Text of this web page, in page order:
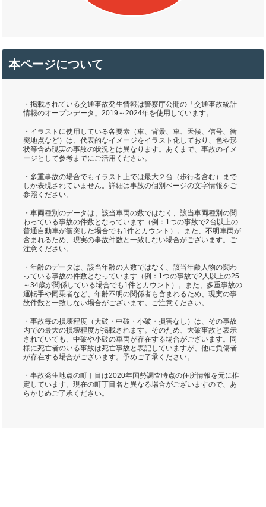
本ページについて
・掲載されている交通事故発生情報は警察庁公開の「交通事故統計
情報のオープンデータ」2019～2024年を使用しています。
・イラストに使用している各要素（車、背景、車、天候、信号、衝
突地点など）は、代表的なイメージをイラスト化しており、色や形
状等含め現実の事故の状況とは異なります。あくまで、事故のイメ
ージとして参考までにご活用ください。
・多重事故の場合でもイラスト上では最大２台（歩行者含む）まで
しか表現されていません。詳細は事故の個別ページの文字情報をご
参照ください。
・車両種別のデータは、該当車両の数ではなく、該当車両種別の関
わっている事故の件数となっています（例：1つの事故で2台以上の
普通自動車が衝突した場合でも1件とカウント）。また、不明車両が
含まれるため、現実の事故件数と一致しない場合がございます。ご
注意ください。
・年齢のデータは、該当年齢の人数ではなく、該当年齢人物の関わ
っている事故の件数となっています（例：1つの事故で2人以上の25
～34歳が関係している場合でも1件とカウント）。また、多重事故の
運転手や同乗者など、年齢不明の関係者も含まれるため、現実の事
故件数と一致しない場合がございます。ご注意ください。
・事故毎の損壊程度（大破・中破・小破・損害なし）は、その事故
内での最大の損壊程度が掲載されます。そのため、大破事故と表示
されていても、中破や小破の車両が存在する場合がございます。同
様に死亡者のいる事故は死亡事故と表記していますが、他に負傷者
が存在する場合がございます。予めご了承ください。
・事故発生地点の町丁目は2020年国勢調査時点の住所情報を元に推
定しています。現在の町丁目名と異なる場合がございますので、あ
らかじめご了承ください。